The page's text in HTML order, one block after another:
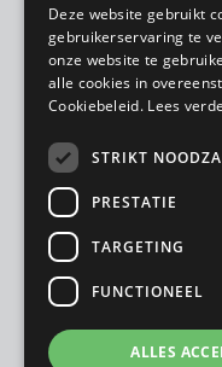
De Ark |
Deze website gebruikt
gebruikerservaring te
onze website te
alle cookies in
Cookiebeleid. Lees
STRIKT
PRESTATIE
TARGETING
FUNCTIONEEL
ALLES